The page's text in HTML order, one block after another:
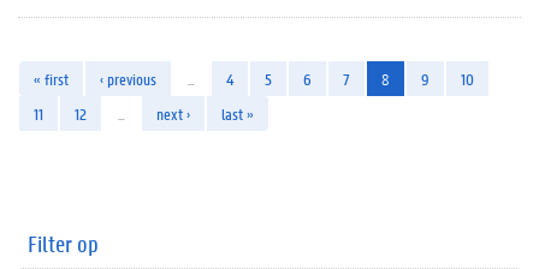
« first ‹ previous 4 5 6 7 8 9
10
11
12 next › last »
Filter op